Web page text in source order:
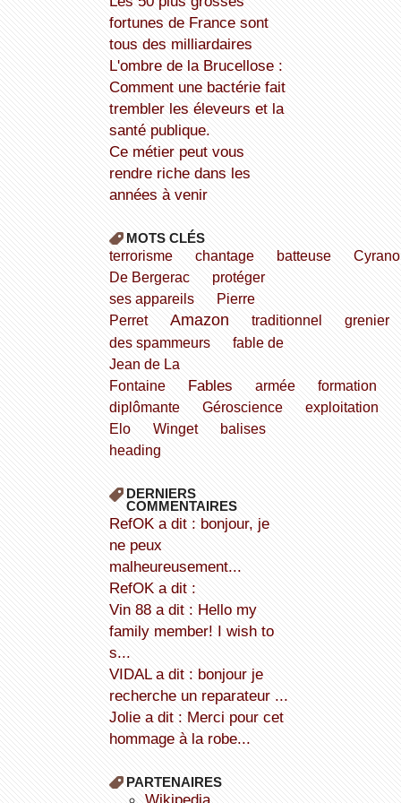
fortunes de France sont
tous des milliardaires
L'ombre de la Brucellose :
Comment une bactérie fait
trembler les éleveurs et la
santé publique.
Ce métier peut vous
rendre riche dans les
années à venir
MOTS CLÉS
terrorisme chantage batteuse
Cyrano
De Bergerac
protéger
ses appareils
Pierre
Perret
Amazon traditionnel grenier
des spammeurs
fable de
Jean de La
Fontaine
Fables armée
formation
diplômante
Géroscience exploitation
Elo
Winget
balises
heading
DERNIERS
COMMENTAIRES
refOK a dit : bonjour, je
ne peux
malheureusement...
refOK a dit :
Vin 88 a dit : Hello my
family member! I wish to
s...
VIDAL a dit : bonjour je
recherche un reparateur ...
Jolie a dit : Merci pour cet
hommage à la robe...
PARTENAIRES